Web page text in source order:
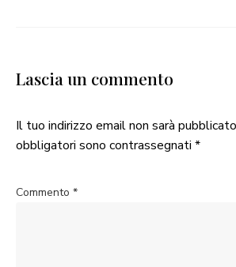
Lascia un commento
Il tuo indirizzo email non sarà
obbligatori sono contrassegnati *
Commento *